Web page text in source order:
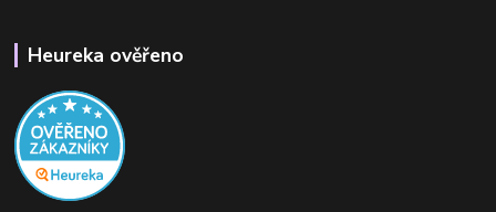
Heureka ověřeno